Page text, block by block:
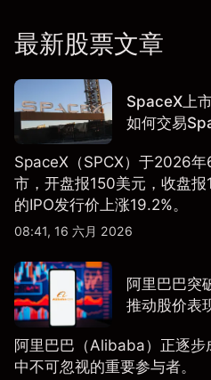
最新股票文章
SpaceX上
如何交易
SpaceX（SPCX）于2026
市，开盘报150美元，收盘
的IPO发行价上涨19.2%。
08:41, 16 六月 2026
阿里巴巴突
推动股价表
阿里巴巴（Alibaba）正逐步
中不可忽视的重要参与者。